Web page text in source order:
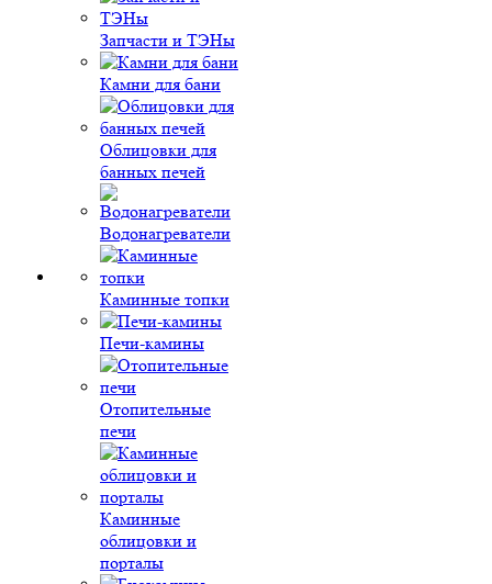
Запчасти и ТЭНы
Камни для бани
Облицовки для
банных печей
Водонагреватели
Каминные топки
Печи-камины
Отопительные
печи
Каминные
облицовки и
порталы